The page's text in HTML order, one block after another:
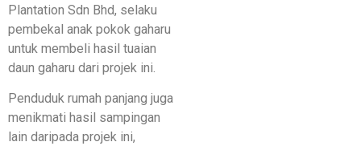
Plantation Sdn Bhd, selaku
pembekal anak pokok gaharu
untuk membeli hasil tuaian
daun gaharu dari projek ini.
Penduduk rumah panjang juga
menikmati hasil sampingan
lain daripada projek ini,